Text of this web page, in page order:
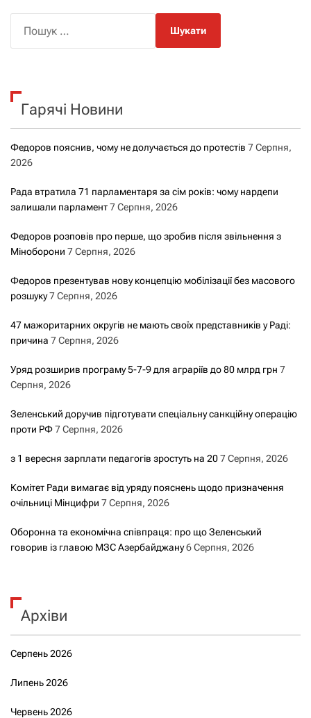
і
г
ц
і
я
з
з
а
и
с
м
и
к
Гарячі Новини
Федоров пояснив, чому не долучається до протестів 7 Серпня,
2026
Рада втратила 71 парламентаря за сім років: чому нардепи
залишали парламент7 Серпня, 2026
Федоров розповів про перше, що зробив після звільнення з
Міноборони 7 Серпня, 2026
Федоров презентував нову концепцію мобілізації без масового
розшуку7 Серпня, 2026
47 мажоритарних округів не мають своїх представників у Раді:
причина 7 Серпня, 2026
Уряд розширив програму 5-7-9 для аграріїв до 80 млрд грн 7
Серпня, 2026
Зеленський доручив підготувати спеціальну санкційну операцію
проти РФ7 Серпня, 2026
з 1 вересня зарплати педагогів зростуть на 207 Серпня, 2026
Комітет Ради вимагає від уряду пояснень щодо призначення
очільниці Мінцифри 7 Серпня, 2026
Оборонна та економічна співпраця: про що Зеленський
говорив із главою МЗС Азербайджану6 Серпня, 2026
Архіви
Серпень 2026
Липень 2026
Червень 2026